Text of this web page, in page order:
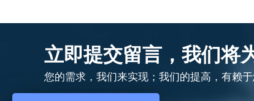
立即提交留言，我们将
您的需求，我们来实现；我们的提高，有赖于